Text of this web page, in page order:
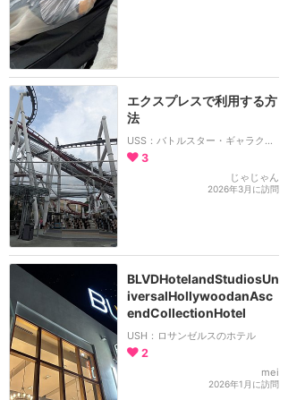
エクスプレスで利用する方
法
USS：バトルスター・ギャラクティカ：ヒューマン
3
じゃじゃん
2026年3月に訪問
BLVDHotelandStudiosUn
iversalHollywoodanAsc
endCollectionHotel
USH：ロサンゼルスのホテル
2
mei
2026年1月に訪問